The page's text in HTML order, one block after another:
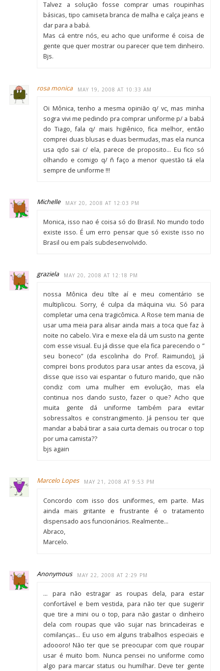
Talvez a solução fosse comprar umas roupinhas
básicas, tipo camiseta branca de malha e calça jeans e
dar para a babá.
Mas cá entre nós, eu acho que uniforme é coisa de
gente que quer mostrar ou parecer que tem dinheiro.
Bjs.
rosa monica MAY 19, 2008 AT 10:33 AM
Oi Mônica, tenho a mesma opinião q/ vc, mas minha
sogra vivi me pedindo pra comprar uniforme p/ a babá
do Tiago, fala q/ mais higiênico, fica melhor, então
comprei duas blusas e duas bermudas, mas ela nunca
usa qdo sai c/ ela, parece de proposito… Eu fico só
olhando e comigo q/ ñ faço a menor questão tá ela
sempre de uniforme !!!
Michelle MAY 20, 2008 AT 12:03 PM
Monica, isso nao é coisa só do Brasil. No mundo todo
existe isso. É um erro pensar que só existe isso no
Brasil ou em país subdesenvolvido.
graziela MAY 20, 2008 AT 12:18 PM
nossa Mônica deu tilte aí e meu comentário se
multiplicou. Sorry, é culpa da máquina viu. Só para
completar uma cena tragicômica. A Rose tem mania de
usar uma meia para alisar ainda mais a toca que faz à
noite no cabelo. Vira e mexe ela dá um susto na gente
com esse visual. Eu já disse que ela fica parecendo o ”
seu boneco” (da escolinha do Prof. Raimundo), já
comprei bons produtos para usar antes da escova, já
disse que isso vai espantar o futuro marido, que não
condiz com uma mulher em evolução, mas ela
continua nos dando susto, fazer o que? Acho que
muita gente dá uniforme também para evitar
sobressaltos e constrangimento. Já pensou ter que
mandar a babá tirar a saia curta demais ou trocar o top
por uma camista??
bjs again
Marcelo Lopes MAY 21, 2008 AT 9:53 PM
Concordo com isso dos uniformes, em parte. Mas
ainda mais gritante e frustrante é o tratamento
dispensado aos funcionários. Realmente…
Abraco,
Marcelo.
Anonymous MAY 22, 2008 AT 2:29 PM
… para não estragar as roupas dela, para estar
confortável e bem vestida, para não ter que sugerir
que tire a mini ou o top, para não gastar o dinheiro
dela com roupas que vão sujar nas brincadeiras e
comilanças… Eu uso em alguns trabalhos especiais e
adoooro! Não ter que se preocupar com que roupar
usar é muito bom. Nunca pensei no uniforme como
algo para marcar status ou humilhar. Deve ter gente